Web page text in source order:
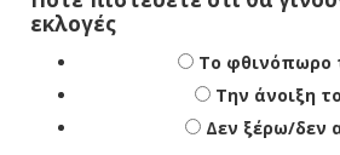
Πότε πιστεύετε ότι θα
εκλογές